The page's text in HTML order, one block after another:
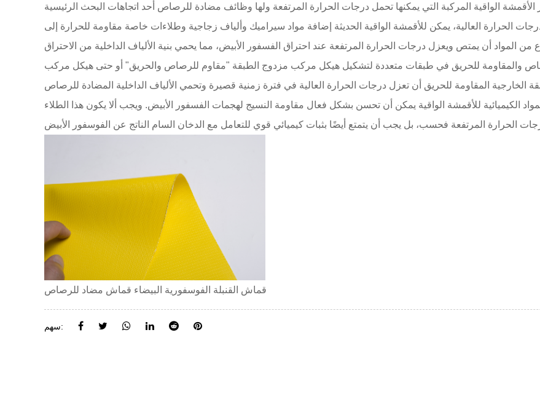
الحرارة العالية، يمكن للأقمشة الواقية الحديثة إضافة مواد سيراميك وألياف زجاجية وطلاءات خاصة مقاومة للحرارة إلى
والمقاومة للحريق في طبقات متعددة لتشكيل هيكل مركب مزدوج الطبقة "مقاوم للرصاص والحريق" أو حتى هيكل مركب
الكيميائية للأقمشة الواقية يمكن أن تحسن بشكل فعال مقاومة النسيج لهجمات الفسفور الأبيض. ويجب ألا يكون هذا الطلاء
قماش القنبلة الفوسفورية البيضاء قماش مضاد للرصاص
سهم: